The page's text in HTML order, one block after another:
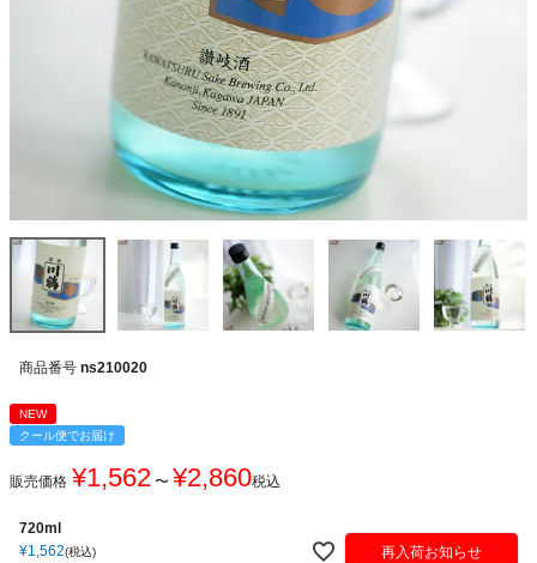
商品番号 ns210020
NEW
クール便でお届け
販売価格 ¥1,562 〜 ¥2,860税込
720ml
¥1,562 税込 再入荷お知らせ